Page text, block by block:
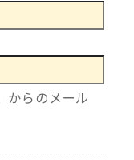
らのメール